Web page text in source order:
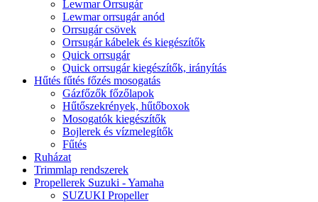
Lewmar Orrsugár
Lewmar orrsugár anód
Orrsugár csövek
Orrsugár kábelek és kiegészítők
Quick orrsugár
Quick orrsugár kiegészítők, irányítás
Hűtés fűtés főzés mosogatás
Gázfőzők főzőlapok
Hűtőszekrények, hűtőboxok
Mosogatók kiegészítők
Bojlerek és vízmelegítők
Fűtés
Ruházat
Trimmlap rendszerek
Propellerek Suzuki - Yamaha
SUZUKI Propeller